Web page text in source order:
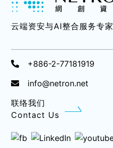
云端资安与AI整合服务专家
+886-2-77181919
info@netron.net
联络我们
Contact Us